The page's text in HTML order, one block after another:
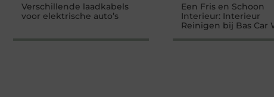
Verschillende laadkabels
voor elektrische auto’s
Een Fris en Schoon
Interieur: Interieur
Reinigen bij Bas Car